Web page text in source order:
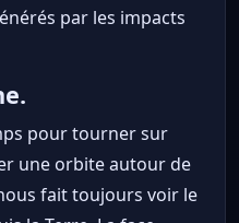
par les impacts
pour tourner sur
une orbite autour de
fait toujours voir le